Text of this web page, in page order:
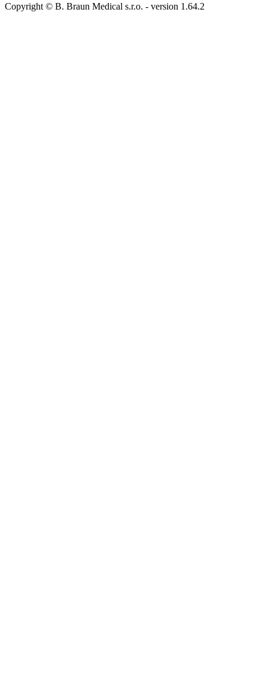
Copyright © B. Braun Medical s.r.o. - version 1.64.2